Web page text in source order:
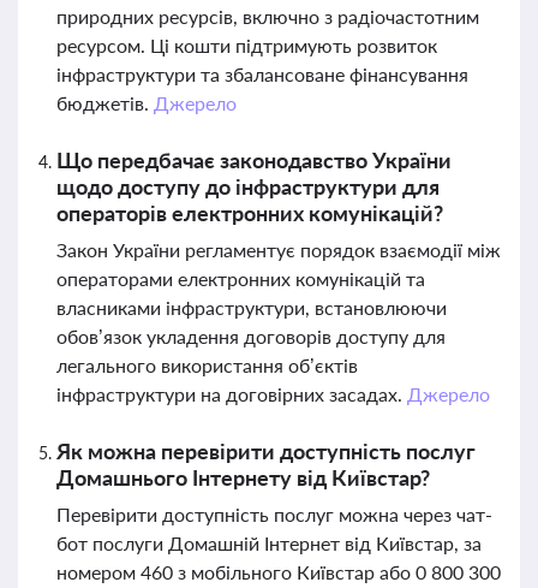
природних ресурсів, включно з радіочастотним
ресурсом. Ці кошти підтримують розвиток
інфраструктури та збалансоване фінансування
бюджетів. Джерело
Що передбачає законодавство України
щодо доступу до інфраструктури для
операторів електронних комунікацій?
Закон України регламентує порядок взаємодії між
операторами електронних комунікацій та
власниками інфраструктури, встановлюючи
обов’язок укладення договорів доступу для
легального використання об’єктів
інфраструктури на договірних засадах. Джерело
Як можна перевірити доступність послуг
Домашнього Інтернету від Київстар?
Перевірити доступність послуг можна через чат-
бот послуги Домашній Інтернет від Київстар, за
номером 460 з мобільного Київстар або 0 800 300